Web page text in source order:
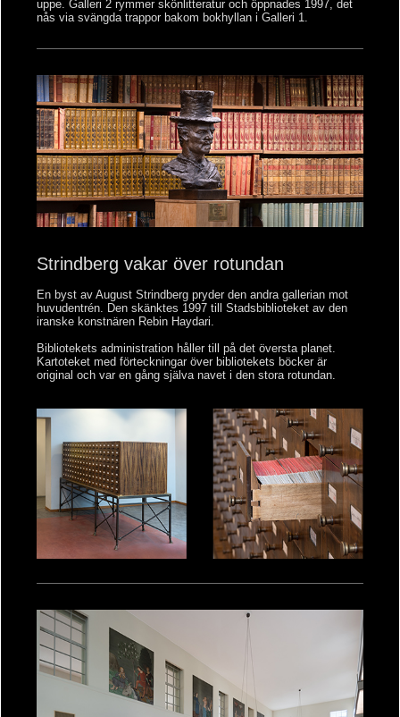
uppe. Galleri 2 rymmer skönlitteratur och öppnades 1997, det
nås via svängda trappor bakom bokhyllan i Galleri 1.
Strindberg vakar över rotundan
En byst av August Strindberg pryder den andra gallerian mot
huvudentrén. Den skänktes 1997 till Stadsbiblioteket av den
iranske konstnären Rebin Haydari.
Bibliotekets administration håller till på det översta planet.
Kartoteket med förteckningar över bibliotekets böcker är
original och var en gång själva navet i den stora rotundan.